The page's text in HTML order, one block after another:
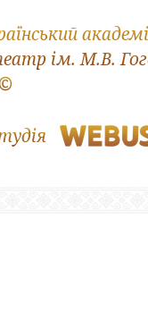
ім. М.В.